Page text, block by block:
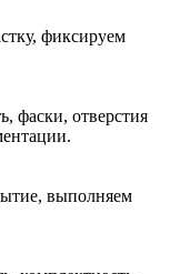
фиксируем
фаски, отверстия
выполняем